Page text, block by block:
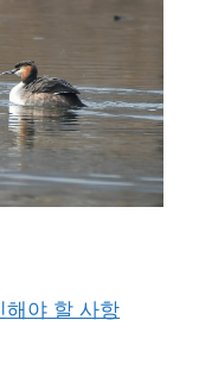
해야 할 사항